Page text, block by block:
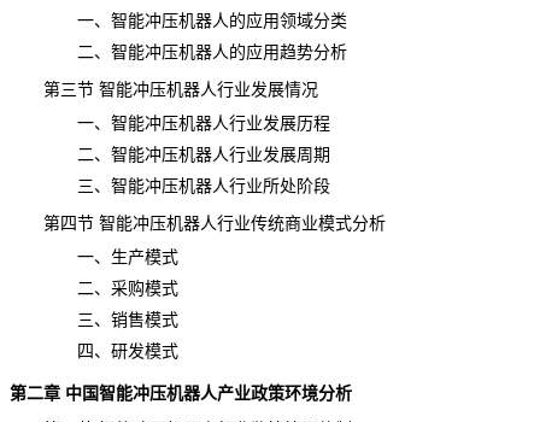
一、智能冲压机器人的应用领域分类
二、智能冲压机器人的应用趋势分析
第三节 智能冲压机器人行业发展情况
一、智能冲压机器人行业发展历程
二、智能冲压机器人行业发展周期
三、智能冲压机器人行业所处阶段
第四节 智能冲压机器人行业传统商业模式分析
一、生产模式
二、采购模式
三、销售模式
四、研发模式
第二章 中国智能冲压机器人产业政策环境分析